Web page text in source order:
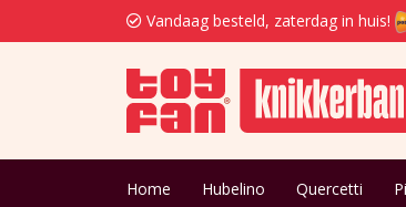
Vandaag besteld, zaterdag in huis!
Home Hubelino Quercetti